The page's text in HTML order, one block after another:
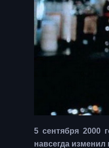
5 сентября 2000
навсегда